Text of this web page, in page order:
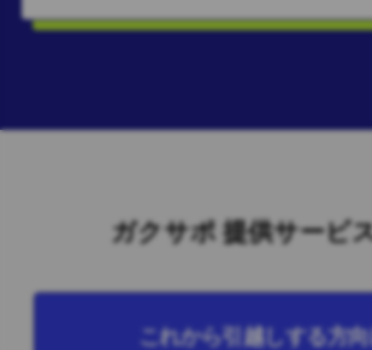
ガクサポ 提供サービ
これから引越しする方